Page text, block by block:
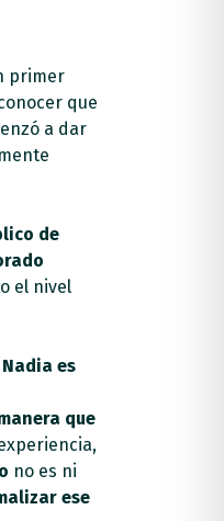
primer
que
a dar
de
el nivel
es
que
no es ni
ese